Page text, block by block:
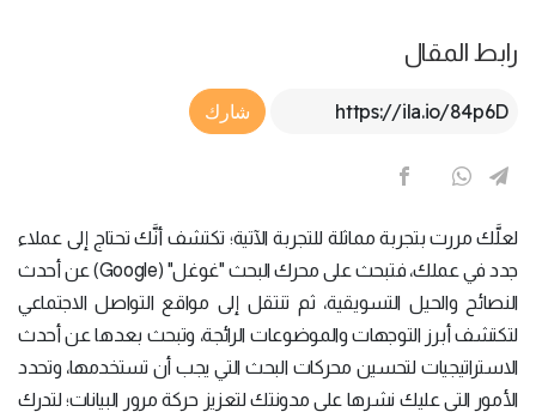
رابط المقال
Article Link
شارك
لعلَّك مررت بتجربة مماثلة للتجربة الآتية؛ تكتشف أنَّك تحتاج إلى عملاء
جدد في عملك، فتبحث على محرك البحث "غوغل" (Google) عن أحدث
النصائح والحيل التسويقية، ثم تنتقل إلى مواقع التواصل الاجتماعي
لتكتشف أبرز التوجهات والموضوعات الرائجة، وتبحث بعدها عن أحدث
الاستراتيجيات لتحسين محركات البحث التي يجب أن تستخدمها، وتحدد
الأمور التي عليك نشرها على مدونتك لتعزيز حركة مرور البيانات؛ لتدرك